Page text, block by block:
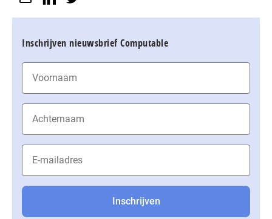
Inschrijven nieuwsbrief Computable